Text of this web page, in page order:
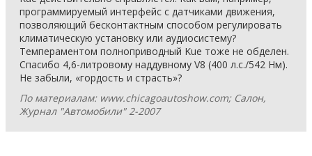
программируемый интерфейс с датчиками движения,
позволяющий бесконтактным способом регулировать
климатическую установку или аудиосистему?
Темпераментом полноприводный Kue тоже не обделен.
Спасибо 4,6-литровому наддувному V8 (400 л.с./542 Нм).
Не забыли, «гордость и страсть»?
По материалам: www.chicagoautoshow.com; Салон,
Журнал "Автомобили" 2-2007